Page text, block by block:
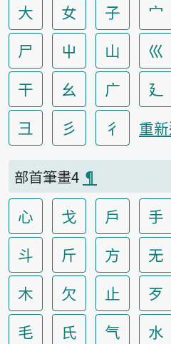
大
女 子 宀
尸
屮 山 巛
干
幺 广 廴
彐
彡 彳 重
部首筆畫4 ¶
心 戈 戶 手
斗
斤 方 无
木
欠 止 歹
毛
氏 气 水